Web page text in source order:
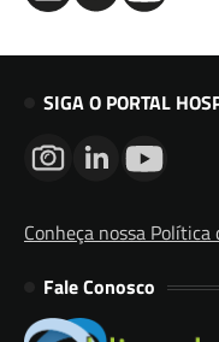
SIGA O PORTAL
Conheça nossa Política
Fale Conosco